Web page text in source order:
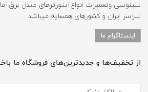
سینوسی وتعمیرات انواع اینورترهای مبدل برق
سراسر ایران و کشورهای همسایه میباشد
اینستاگرام ما
از تخفیف‌ها و جدیدترین‌های فروشگاه ما